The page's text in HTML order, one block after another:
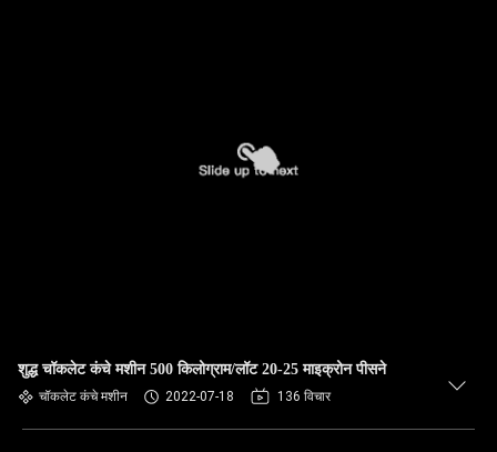
शुद्ध चॉकलेट कंचे मशीन 500 किलोग्राम/लॉट 20-25 माइक्रोन पीसने
चॉकलेट कंचे मशीन 2022-07-18 136 विचार